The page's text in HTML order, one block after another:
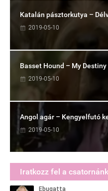
Katalán pásztorkutya –
2019-05-10
Basset Hound – My Destiny
2019-05-10
Angol agár – Kengyelfutó
2019-05-10
Iratkozz fel a